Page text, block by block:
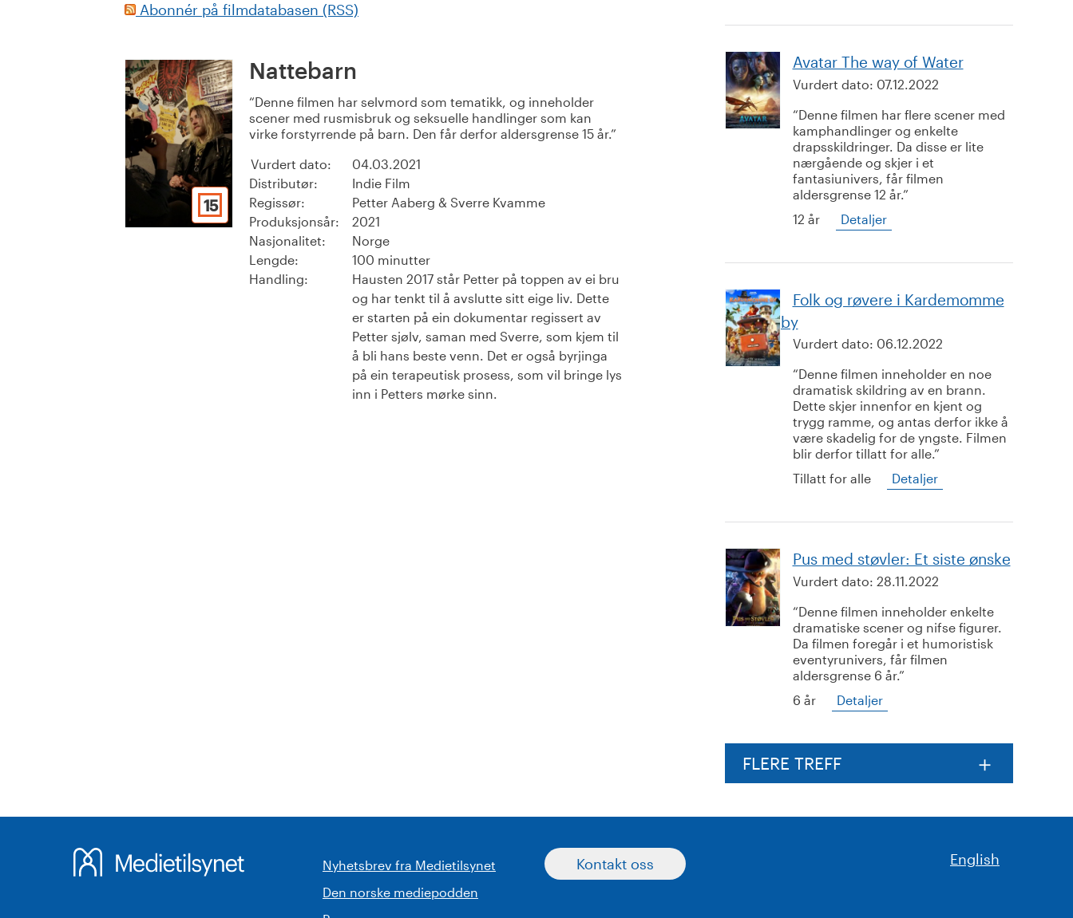
Abonnér på filmdatabasen (RSS)
15
Nattebarn
Denne filmen har selvmord som tematikk, og inneholder
scener med rusmisbruk og seksuelle handlinger som kan
virke forstyrrende på barn. Den får derfor aldersgrense 15 år.
Vurdert dato:
04.03.2021
Distributør:
Indie Film
Regissør:
Petter Aaberg & Sverre Kvamme
Produksjonsår:
2021
Nasjonalitet:
Norge
Lengde:
100 minutter
Handling:
Hausten 2017 står Petter på toppen av ei bru
og har tenkt til å avslutte sitt eige liv. Dette
er starten på ein dokumentar regissert av
Petter sjølv, saman med Sverre, som kjem til
å bli hans beste venn. Det er også byrjinga
på ein terapeutisk prosess, som vil bringe lys
inn i Petters mørke sinn.
Avatar The way of Water
Vurdert dato: 07.12.2022
Denne filmen har flere scener med
kamphandlinger og enkelte
drapsskildringer. Da disse er lite
nærgående og skjer i et
fantasiunivers, får filmen
aldersgrense 12 år.
12 år
Detaljer
Folk og røvere i Kardemomme
by
Vurdert dato: 06.12.2022
Denne filmen inneholder en noe
dramatisk skildring av en brann.
Dette skjer innenfor en kjent og
trygg ramme, og antas derfor ikke å
være skadelig for de yngste. Filmen
blir derfor tillatt for alle.
Tillatt for alle
Detaljer
Pus med støvler: Et siste ønske
Vurdert dato: 28.11.2022
Denne filmen inneholder enkelte
dramatiske scener og nifse figurer.
Da filmen foregår i et humoristisk
eventyrunivers, får filmen
aldersgrense 6 år.
6 år
Detaljer
FLERE TREFF
Nyhetsbrev fra Medietilsynet
Den norske mediepodden
Kontakt oss English